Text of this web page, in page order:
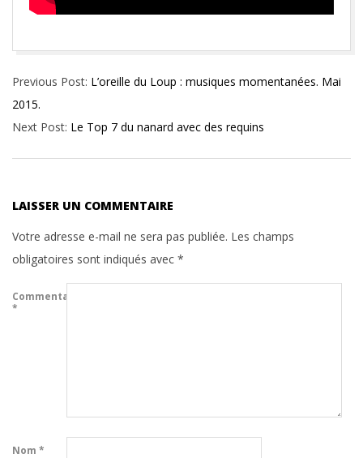
05-
26
Previous Post: L’oreille du Loup : musiques momentanées. Mai
2015.
Next Post: Le Top 7 du nanard avec des requins
LAISSER UN COMMENTAIRE
Votre adresse e-mail ne sera pas publiée. Les champs
obligatoires sont indiqués avec *
Commentaire
*
Nom *